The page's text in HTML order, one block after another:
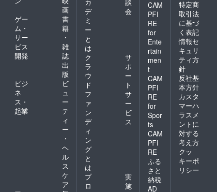
画
ゲー
ム・
サー
ビス
開発
書
籍
・
雑
誌
出
版
ビジ
ネ
ス・
起業
ビ
ュ
ー
テ
ィ
ー
・
ヘ
ル
ス
ケ
ア
デ
ミ
ー
と
は
会
ク
ラ
ウ
ド
フ
ァ
ン
デ
ィ
ン
グ
と
は
サ
ポ
ー
ト
サ
ー
ビ
ス
プ
ロ
実
施
CAM
PFI
RE
for
Ente
rtain
men
t
CAM
PFI
RE
for
Spor
ts
CAM
PFI
RE
ふる
さと
納税
AD
特定商
取引法
に基づ
く表記
情報セ
キュリ
ティ方
針
反社基
本方針
カスタ
マーハ
ラスメ
ントに
対する
考え方
クッ
キーポ
リシー